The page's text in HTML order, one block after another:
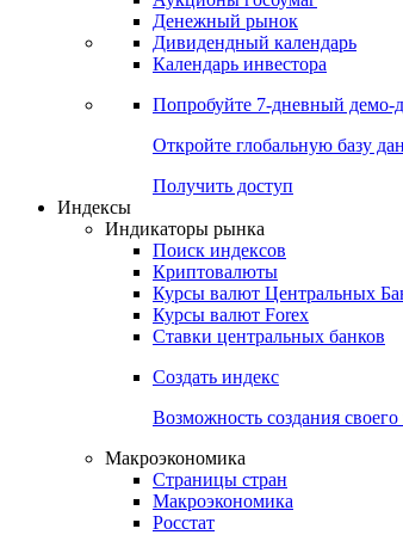
Денежный рынок
Дивидендный календарь
Календарь инвестора
Попробуйте 7-дневный демо-
Откройте глобальную базу
Получить доступ
Индексы
Индикаторы рынка
Поиск индексов
Криптовалюты
Курсы валют Центральных
Курсы валют Forex
Ставки центральных банков
Создать индекс
Возможность создания своего
Макроэкономика
Страницы стран
Макроэкономика
Росстат